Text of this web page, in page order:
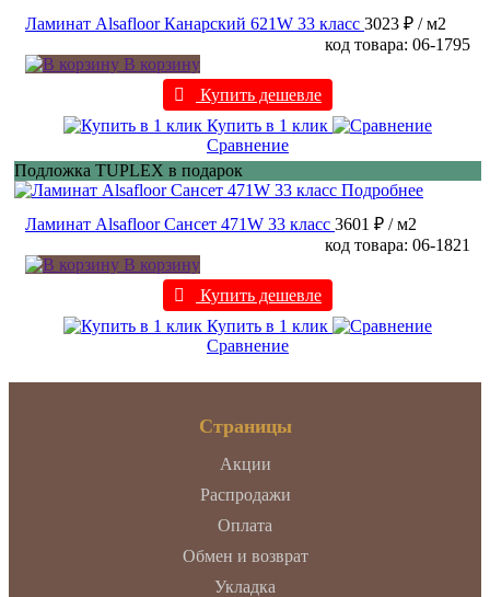
Ламинат Alsafloor Канарский 621W 33 класс 3023 ₽ / м2
код товара: 06-1795
В корзину
Купить дешевле
Купить в 1 клик
Сравнение
Подложка TUPLEX в подарок
Подробнее
Ламинат Alsafloor Сансет 471W 33 класс 3601 ₽ / м2
код товара: 06-1821
В корзину
Купить дешевле
Купить в 1 клик
Сравнение
Страницы
Акции
Распродажи
Оплата
Обмен и возврат
Укладка